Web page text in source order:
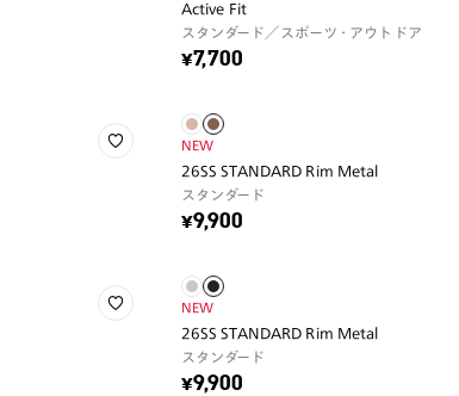
Active Fit
スタンダード／スポーツ・アウトドア
¥7,700
NEW
26SS STANDARD Rim Metal
スタンダード
¥9,900
NEW
26SS STANDARD Rim Metal
スタンダード
¥9,900